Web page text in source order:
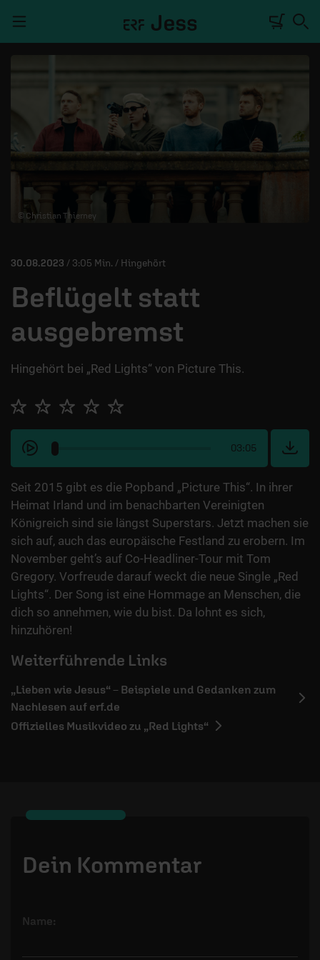
TALKWERK
REPORTAGE
RADIO
DEINE APP
MITMACHEN
ÜBER UNS
© Christian Thierney
30.08.2023 / 3:05 Min. / Hingehört
Beflügelt statt
ausgebremst
Hingehört bei „Red Lights“ von Picture This.
03:05
Seit 2015 gibt es die Popband „Picture This“. In ihrer
Heimat Irland und im benachbarten Vereinigten
Königreich sind sie längst Superstars. Jetzt machen sie
sich auf, auch das europäische Festland zu erobern. Im
November geht’s auf Co-Headliner-Tour mit Tom
Gregory. Vorfreude darauf weckt die neue Single „Red
Lights“. Der Song ist eine Hommage an Menschen, die
dich so annehmen, wie du bist. Da lohnt es sich,
hinzuhören!
Weiterführende Links
„Lieben wie Jesus“ – Beispiele und Gedanken zum
Nachlesen auf erf.de
Offizielles Musikvideo zu „Red Lights“
Dein Kommentar
Name: